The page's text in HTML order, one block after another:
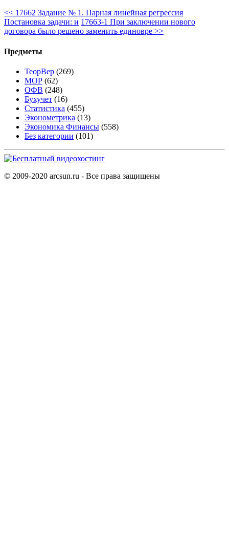
<< 17662 Задание № 1. Парная линейная регрессия
Постановка задачи: и 17663-1 При заключении нового
договора было решено заменить единовре >>
Предметы
ТеорВер (269)
МОР (62)
ОФВ (248)
Бухучет (16)
Статистика (455)
Эконометрика (13)
Экономика Финансы (558)
Без категории (101)
© 2009-2020 arcsun.ru - Все права защищены